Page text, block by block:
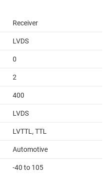
Receiver
LVDS
0
2
400
LVDS
LVTTL, TTL
Automotive
-40 to 105